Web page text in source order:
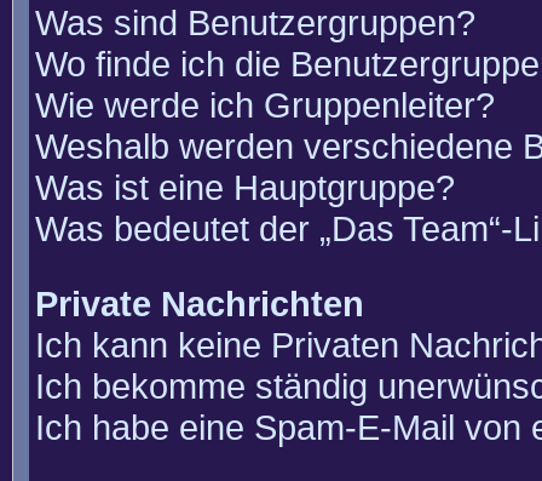
Was sind Benutzergruppen?
Wo finde ich die
Wie werde ich Gruppenleiter?
Weshalb werden verschiedene
Was ist eine Hauptgruppe?
Was bedeutet der „Das Team“-
Private Nachrichten
Ich kann keine Privaten
Ich bekomme ständig
Ich habe eine Spam-E-Mail von